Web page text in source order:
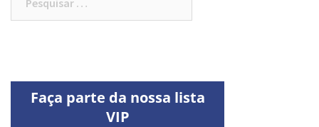
Faça parte da nossa lista
VIP